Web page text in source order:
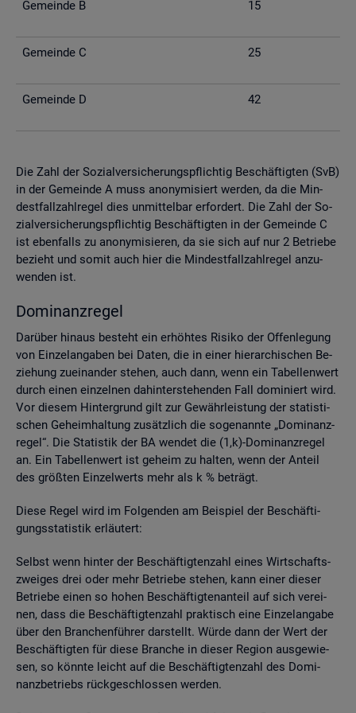
Ge­mein­de B 15
Ge­mein­de C 25
Ge­mein­de D 42
Die Zahl der So­zi­al­ver­si­che­rungs­pflich­tig Be­schäf­tig­ten (SvB)
in der Ge­mein­de A muss an­ony­mi­siert wer­den, da die Min­
dest­fall­zahl­re­gel dies un­mit­tel­bar er­for­dert. Die Zahl der So­
zi­al­ver­si­che­rungs­pflich­tig Be­schäf­tig­ten in der Ge­mein­de C
ist eben­falls zu an­ony­mi­sie­ren, da sie sich auf nur 2 Be­trie­be
be­zieht und somit auch hier die Min­dest­fall­zahl­re­gel an­zu­
wen­den ist.
Do­mi­nanz­re­gel
Dar­über hin­aus be­steht ein er­höh­tes Ri­si­ko der Of­fen­le­gung
von Ein­zel­an­ga­ben bei Daten, die in einer hier­ar­chi­schen Be­
zie­hung zu­ein­an­der ste­hen, auch dann, wenn ein Ta­bel­len­wert
durch einen ein­zel­nen da­hin­ter­ste­hen­den Fall do­mi­niert wird.
Vor die­sem Hin­ter­grund gilt zur Ge­währ­leis­tung der sta­tis­ti­
schen Ge­heim­hal­tung zu­sätz­lich die so­ge­nann­te „Do­mi­nanz­
re­gel“. Die Sta­tis­tik der BA wen­det die (1,k)-Do­mi­nanz­re­gel
an. Ein Ta­bel­len­wert ist ge­heim zu hal­ten, wenn der An­teil
des grö­ß­ten Ein­zel­werts mehr als k % be­trägt.
Diese Regel wird im Fol­gen­den am Bei­spiel der Be­schäf­ti­
gungs­sta­tis­tik er­läu­tert:
Selbst wenn hin­ter der Be­schäf­tig­ten­zahl eines Wirt­schafts­
zwei­ges drei oder mehr Be­trie­be ste­hen, kann einer die­ser
Be­trie­be einen so hohen Be­schäf­tig­ten­an­teil auf sich ver­ei­
nen, dass die Be­schäf­tig­ten­zahl prak­tisch eine Ein­zel­an­ga­be
über den Bran­chen­füh­rer dar­stellt. Würde dann der Wert der
Be­schäf­tig­ten für diese Bran­che in die­ser Re­gi­on aus­ge­wie­
sen, so könn­te leicht auf die Be­schäf­tig­ten­zahl des Do­mi­
nanz­be­triebs rück­ge­schlos­sen wer­den.